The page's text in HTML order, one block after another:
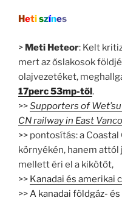
Hetiszínes
> Meti Heteor: Kelt
mert az őslakosok
olajvezetéket,
17perc 53mp-től.
>>Supporters of
CN railway in East
>> pontosítás: a
környékén, hanem
mellett éri el a kikötőt,
>> Kanadai és amerikai
>>A kanadai földgáz-